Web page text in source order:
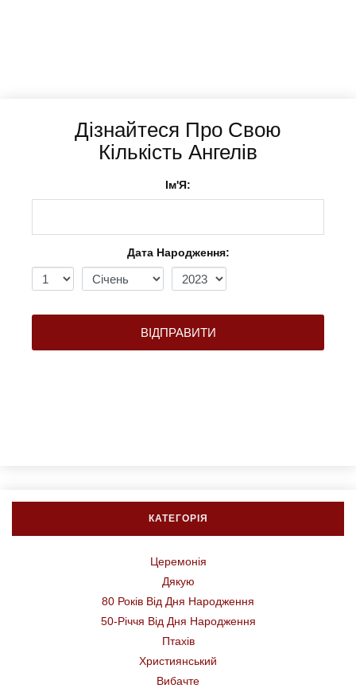
Дізнайтеся Про Свою
Кількість Ангелів
Ім'Я:
Дата Народження:
ВІДПРАВИТИ
КАТЕГОРІЯ
Церемонія
Дякую
80 Років Від Дня Народження
50-Річчя Від Дня Народження
Птахів
Християнський
Вибачте